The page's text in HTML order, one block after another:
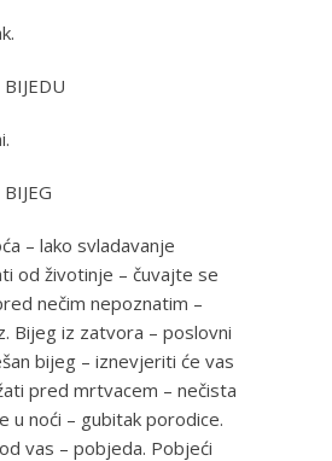
– lako svladavanje
od životinje – čuvajte se
nečim nepoznatim –
Bijeg iz zatvora – poslovni
bijeg – iznevjeriti će vas
pred mrtvacem – nečista
u noći – gubitak porodice.
vas – pobjeda. Pobjeći